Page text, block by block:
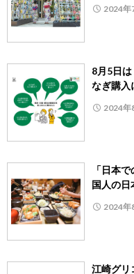
2024年
8月5日
なぎ購入
2024年
「日本
国人の日
2024年
江崎グリ